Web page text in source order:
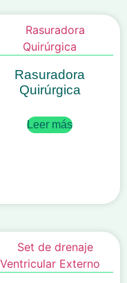
Rasuradora
Quirúrgica
Leer más